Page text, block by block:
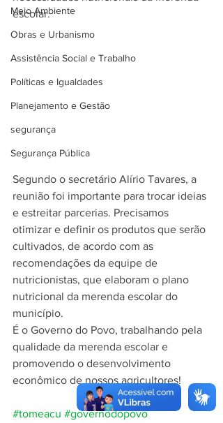
Meio Ambiente
Obras e Urbanismo
Assistência Social e Trabalho
Políticas e Igualdades
Planejamento e Gestão
segurança
Segurança Pública
escolar.
Segundo o secretário Alírio Tavares, a
reunião foi importante para trocar ideias
e estreitar parcerias. Precisamos
otimizar e definir os produtos que serão
cultivados, de acordo com as
recomendações da equipe de
nutricionistas, que elaboram o plano
nutricional da merenda escolar do
município.
É o Governo do Povo, trabalhando pela
qualidade da merenda escolar e
promovendo o desenvolvimento
econômico de nossos agricultores!
#tomeacu #governodopovo